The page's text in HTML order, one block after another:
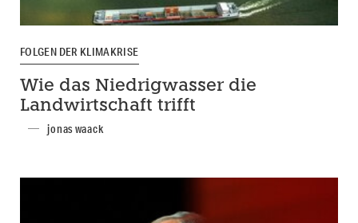
FOLGEN DER KLIMAKRISE
Wie das Niedrigwasser die
Landwirtschaft trifft
jonas waack